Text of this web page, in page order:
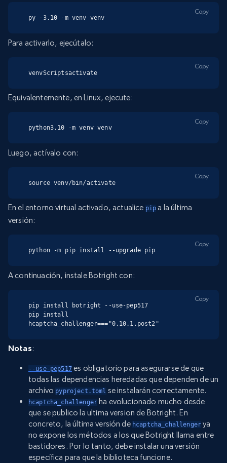
py -3.10 -m venv venv
Copy
Para activarlo, ejecútalo:
venvScriptsactivate
Copy
Equivalentemente, en Linux, ejecute:
python3.10 -m venv venv
Copy
Luego, actívalo con:
source venv/bin/activate
Copy
En el entorno virtual activado, actualice pip a la última
versión:
python -m pip install --upgrade pip
Copy
A continuación, instale Botright con:
pip install botright --use-pep517
pip install
hcaptcha_challenger==="0.10.1.post2"
Copy
Notas:
--use-pep517es obligatorio para asegurarse de que
todas las dependencias heredadas que dependen de un
archivo pyproject.toml se instalarán correctamente.
hcaptcha_challenger ha evolucionado mucho desde
que se publico la ultima version de Botright. En
concreto, la última versión de hcaptcha_challenger ya
no expone los métodos a los que Botright llama entre
bastidores. Por lo tanto, debe instalar una versión
específica para que la biblioteca funcione.